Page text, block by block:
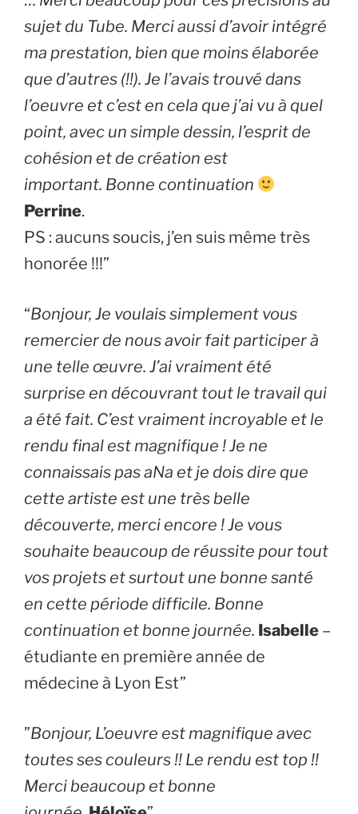
sujet du Tube. Merci aussi d’avoir intégré
ma prestation, bien que moins élaborée
que d’autres (!!). Je l’avais trouvé dans
l’oeuvre et c’est en cela que j’ai vu à quel
point, avec un simple dessin, l’esprit de
cohésion et de création est
important. Bonne continuation
Perrine.
PS : aucuns soucis, j’en suis même très
honorée !!!”
“Bonjour, Je voulais simplement vous
remercier de nous avoir fait participer à
une telle œuvre. J’ai vraiment été
surprise en découvrant tout le travail qui
a été fait. C’est vraiment incroyable et le
rendu final est magnifique ! Je ne
connaissais pas aNa et je dois dire que
cette artiste est une très belle
découverte, merci encore ! Je vous
souhaite beaucoup de réussite pour tout
vos projets et surtout une bonne santé
en cette période difficile. Bonne
continuation et bonne journée. Isabelle –
étudiante en première année de
médecine à Lyon Est”
​”Bonjour, L’oeuvre est magnifique avec
toutes ses couleurs !! Le rendu est top !!
Merci beaucoup et bonne